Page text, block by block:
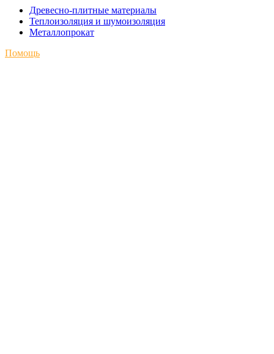
Древесно-плитные материалы
Теплоизоляция и шумоизоляция
Металлопрокат
Помощь